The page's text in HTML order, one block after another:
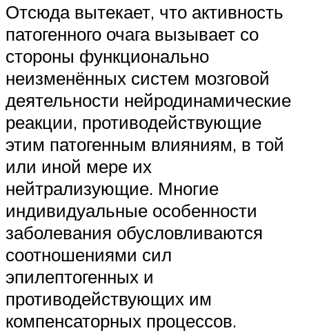
Отсюда вытекает, что активность
патогенного очага вызывает со
стороны функционально
неизменённых систем мозговой
деятельности нейродинамические
реакции, противодействующие
этим патогенным влияниям, в той
или иной мере их
нейтрализующие. Многие
индивидуальные особенности
заболевания обусловливаются
соотношениями сил
эпилептогенных и
противодействующих им
компенсаторных процессов.